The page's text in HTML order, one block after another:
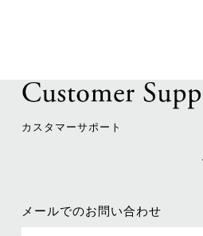
カスタマーサポート
メールでのお問い合わせ